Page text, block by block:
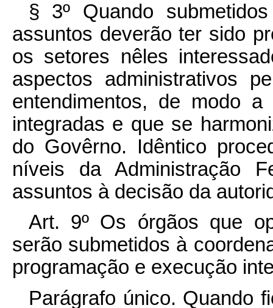
§ 3º Quando
assuntos deverão ter sido
os setores nêles
aspectos administrativos
entendimentos, de modo a
integradas e que se
do Govêrno. Idêntico
níveis da Administração
assuntos à decisão da
Art. 9º Os órgãos que
serão submetidos à
programação e execução
Parágrafo único. Quando